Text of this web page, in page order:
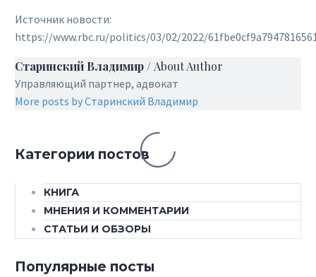
Источник новости:
https://www.rbc.ru/politics/03/02/2022/
Старинский Владимир / About Author
Управляющий партнер, адвокат
More posts by Старинский Владимир
Категории постов
КНИГА
МНЕНИЯ И КОММЕНТАРИИ
СТАТЬИ И ОБЗОРЫ
Популярные посты